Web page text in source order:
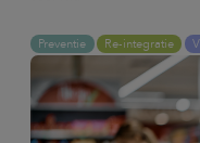
Preventie Re-integratie